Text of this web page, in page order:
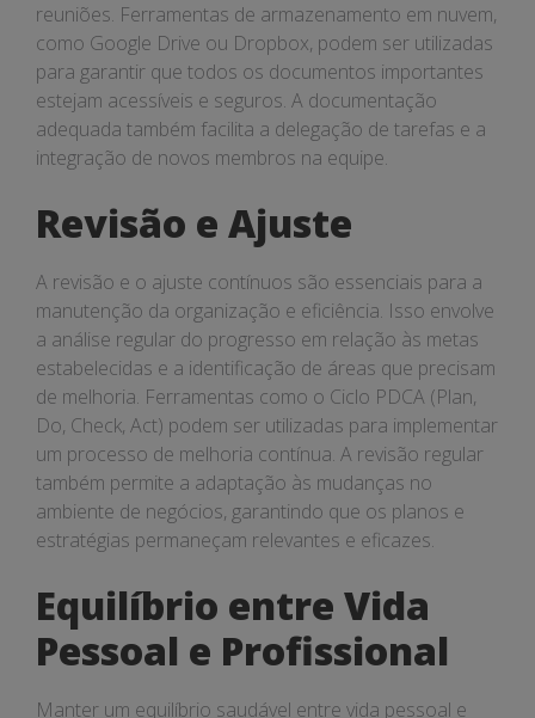
reuniões. Ferramentas de armazenamento em nuvem,
como Google Drive ou Dropbox, podem ser utilizadas
para garantir que todos os documentos importantes
estejam acessíveis e seguros. A documentação
adequada também facilita a delegação de tarefas e a
integração de novos membros na equipe.
Revisão e Ajuste
A revisão e o ajuste contínuos são essenciais para a
manutenção da organização e eficiência. Isso envolve
a análise regular do progresso em relação às metas
estabelecidas e a identificação de áreas que precisam
de melhoria. Ferramentas como o Ciclo PDCA (Plan,
Do, Check, Act) podem ser utilizadas para implementar
um processo de melhoria contínua. A revisão regular
também permite a adaptação às mudanças no
ambiente de negócios, garantindo que os planos e
estratégias permaneçam relevantes e eficazes.
Equilíbrio entre Vida
Pessoal e Profissional
Manter um equilíbrio saudável entre vida pessoal e